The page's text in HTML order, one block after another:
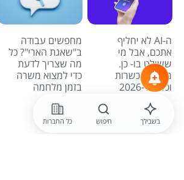
ה-AI לא יחליף
אתכם, אבל מי
ששולט בו- כן.
מדריך הכשרות
וכלים ל-2026
מחפשים עבודה
ב"שאגת הארי"? כל
מה שצריך לדעת
כדי למצוא משרה
בזמן מלחמה
לכל הכתבות
בשבילך חיפוש כל החברות